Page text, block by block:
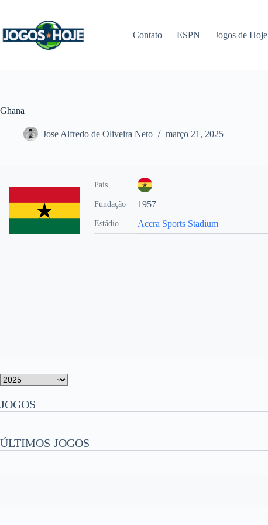
conteúdo
Contato ESPN Jogos de Hoje
Ghana
Jose Alfredo de Oliveira Neto março 21, 2025
País
Fundação 1957
Estádio Accra Sports Stadium
JOGOS
ÚLTIMOS JOGOS